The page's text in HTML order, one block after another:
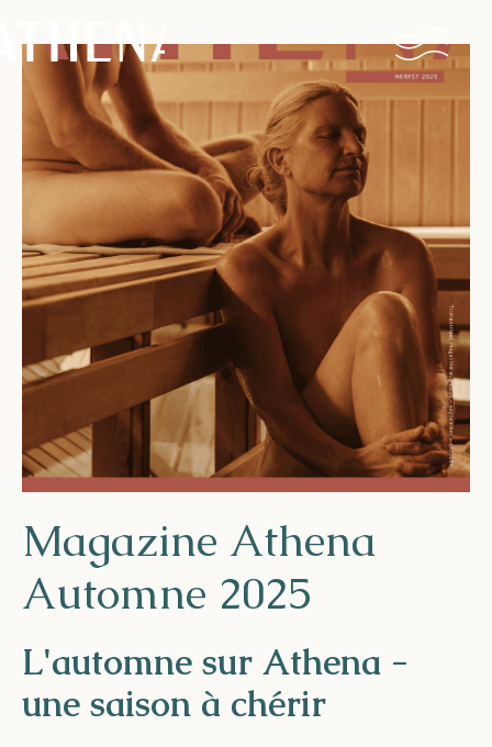
Naturisme
Communauté
Calendrier
Parcs
Ossendrecht
Le Perron
Helios
Contact
Magazine Athena
Automne 2025
L'automne sur Athena -
une saison à chérir